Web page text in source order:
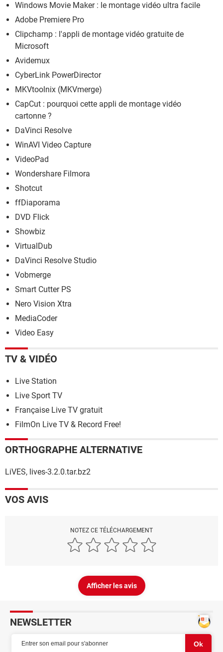
Windows Movie Maker : le montage vidéo ultra facile
Adobe Premiere Pro
Clipchamp : l'appli de montage vidéo gratuite de
Microsoft
Avidemux
CyberLink PowerDirector
MKVtoolnix (MKVmerge)
CapCut : pourquoi cette appli de montage vidéo
cartonne ?
DaVinci Resolve
WinAVI Video Capture
VideoPad
Wondershare Filmora
Shotcut
ffDiaporama
DVD Flick
Showbiz
VirtualDub
DaVinci Resolve Studio
Vobmerge
Smart Cutter PS
Nero Vision Xtra
MediaCoder
Video Easy
TV & VIDÉO
Live Station
Live Sport TV
Française Live TV gratuit
FilmOn Live TV & Record Free!
ORTHOGRAPHE ALTERNATIVE
LiVES, lives-3.2.0.tar.bz2
VOS AVIS
NOTEZ CE TÉLÉCHARGEMENT
Afficher les avis
NEWSLETTER